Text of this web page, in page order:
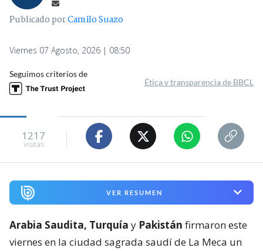
Publicado porCamilo Suazo
Viernes 07 Agosto, 2026 | 08:50
Seguimos criterios de
Ética y transparencia de BBCL
1217
visitas
VER RESUMEN
Arabia Saudita, Turquía y Pakistán firmaron este
viernes en la ciudad sagrada saudí de La Meca un